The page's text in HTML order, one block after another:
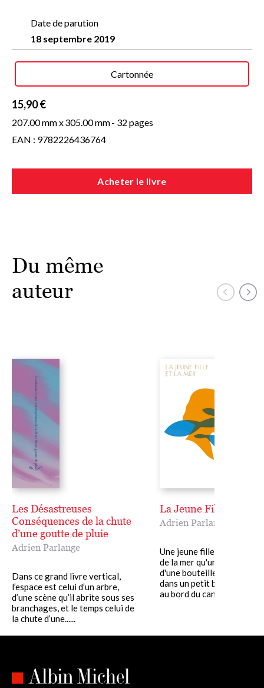
pas seul, il est au contraire partout ; ici il protège une herbe
fragile, là il soutient la tête d’un voyageur endormi… Au
moment de se quitter, l’enfant promet au serpent de lui
sur la peau du serpent pour dire « je suis là »…
Une rencontre aussi improbable qu’amicale entre deux êtres
que tout sépare, qui se choisissent et décident de se lier.
À partir de 3 ans
Date de parution
18 septembre 2019
Cartonnée
15,90 €
207.00 mm x305.00 mm- 32 pages
EAN : 9782226436764
Acheter le livre
Du même
auteur
Les Désastreuses
Conséquences de la chute
d’une goutte de pluie
Adrien Parlange
Dans ce grand livre vertical,
l’espace est celui d’un arbre,
d’une scène qu’il abrite sous ses
branchages, et le temps celui de
la chute d’une......
La Jeune Fille et la
Adrien Parlange
Une jeune fille qui ne
de la mer qu'un peu d'eau
d'une bouteille, s'endort
dans un petit bateau
au bord du canal.......